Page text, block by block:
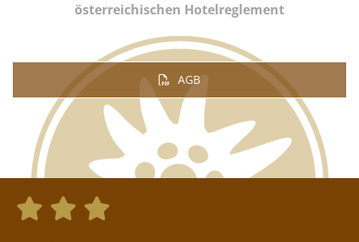
österreichischen Hotelreglement
AGB
  